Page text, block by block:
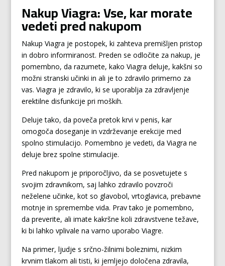
Nakup Viagra: Vse, kar morate
vedeti pred nakupom
Nakup Viagra je postopek, ki zahteva premišljen pristop
in dobro informiranost. Preden se odločite za nakup, je
pomembno, da razumete, kako Viagra deluje, kakšni so
možni stranski učinki in ali je to zdravilo primerno za
vas. Viagra je zdravilo, ki se uporablja za zdravljenje
erektilne disfunkcije pri moških.
Deluje tako, da poveča pretok krvi v penis, kar
omogoča doseganje in vzdrževanje erekcije med
spolno stimulacijo. Pomembno je vedeti, da Viagra ne
deluje brez spolne stimulacije.
Pred nakupom je priporočljivo, da se posvetujete s
svojim zdravnikom, saj lahko zdravilo povzroči
neželene učinke, kot so glavobol, vrtoglavica, prebavne
motnje in spremembe vida. Prav tako je pomembno,
da preverite, ali imate kakršne koli zdravstvene težave,
ki bi lahko vplivale na varno uporabo Viagre.
Na primer, ljudje s srčno-žilnimi boleznimi, nizkim
krvnim tlakom ali tisti, ki jemljejo določena zdravila,